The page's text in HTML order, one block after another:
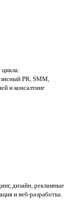
цикла:
PR, SMM,
и консалтинг
дизайн, рекламные
и веб-разработка.